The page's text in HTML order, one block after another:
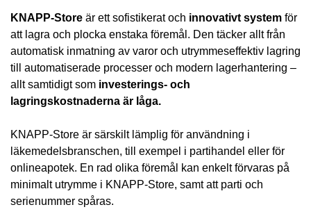
KNAPP-Store är ett sofistikerat och innovativt system för
att lagra och plocka enstaka föremål. Den täcker allt från
automatisk inmatning av varor och utrymmeseffektiv lagring
till automatiserade processer och modern lagerhantering –
allt samtidigt som investerings- och
lagringskostnaderna är låga.
KNAPP-Store är särskilt lämplig för användning i
läkemedelsbranschen, till exempel i partihandel eller för
onlineapotek. En rad olika föremål kan enkelt förvaras på
minimalt utrymme i KNAPP-Store, samt att parti och
serienummer spåras.